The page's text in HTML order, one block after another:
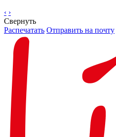
‹ ›
Свернуть
Распечатать Отправить на почту